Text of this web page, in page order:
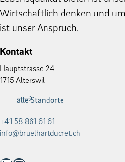
Wirtschaftlich denken und
ist unser Anspruch.
Kontakt
Haupt­strasse 24
1715 Alter­swil
alle Standorte
+41 58 861 61 61
info@bruelhartducret.ch